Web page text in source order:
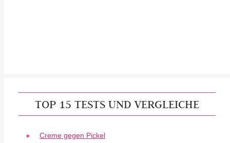
TOP 15 TESTS UND VERGLEICHE
Creme gegen Pickel